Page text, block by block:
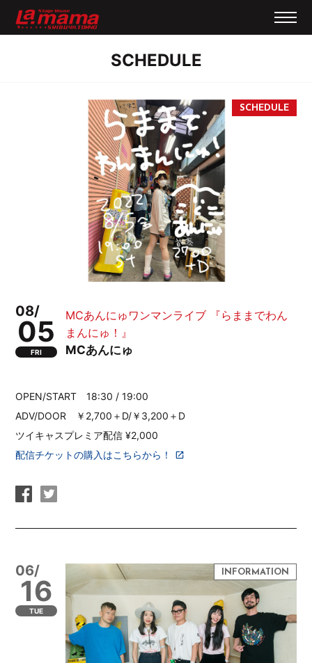
SCHEDULE
08/
05
FRI
MCあんにゅワンマンライブ 『らままでわん
まんにゅ！』
MCあんにゅ
OPEN/START 18:30 / 19:00
ADV/DOOR ￥2,700＋D/￥3,200＋D
ツイキャスプレミア配信 ¥2,000
配信チケットの購入はこちらから！
06/
16
TUE